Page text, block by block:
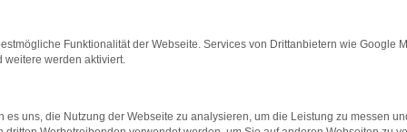
Network Error
ist ein Fehler aufgetreten.
ein paar Tipps, die dir helfen können:
Funktionalität der Webseite. Services von Drittanbietern wie Google
weitere werden aktiviert.
es uns, die Nutzung der Webseite zu analysieren, um die Leistung zu messen